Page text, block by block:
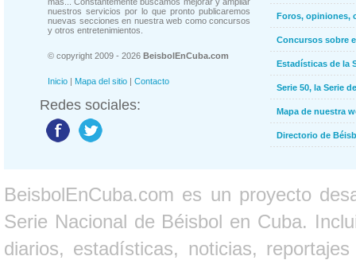
nuestros servicios por lo que pronto publicaremos
nuevas secciones en nuestra web como concursos
y otros entretenimientos.
© copyright 2009 - 2026 BeisbolEnCuba.com
Inicio | Mapa del sitio | Contacto
Redes sociales:
Foros, opiniones,
Concursos sobre
Estadísticas de la
Serie 50, la Serie
Mapa de nuestra
Directorio de
BeisbolEnCuba.com es un proyecto
Serie Nacional de Béisbol en Cuba.
diarios, estadísticas, noticias,